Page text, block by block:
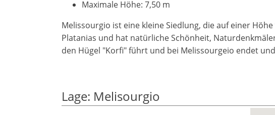
Maximale Höhe: 7,50 m
Melissourgio ist eine kleine Siedlung, die auf einer
Platanias und hat natürliche Schönheit,
den Hügel "Korfi" führt und bei Melissourgeio endet
Lage: Melisourgio
Einheiten
Funktionalität